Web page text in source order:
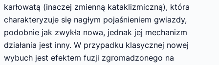
karłowatą (inaczej zmienną kataklizmiczną), która
charakteryzuje się nagłym pojaśnieniem gwiazdy,
podobnie jak zwykła nowa, jednak jej mechanizm
działania jest inny. W przypadku klasycznej nowej
wybuch jest efektem fuzji zgromadzonego na